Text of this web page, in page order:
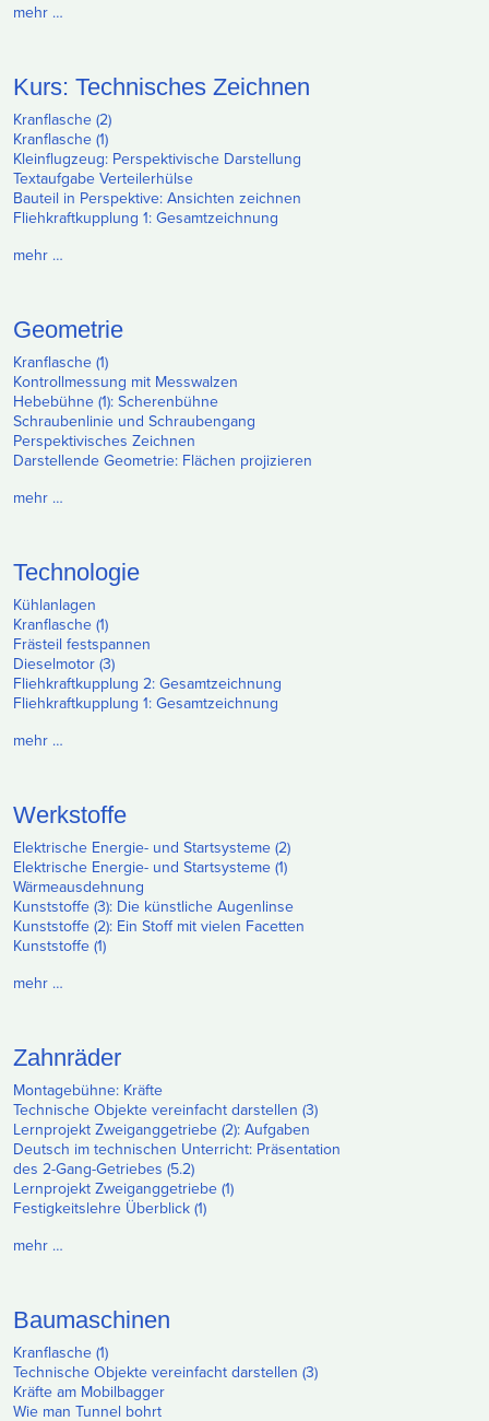
mehr …
Kurs: Technisches Zeichnen
Kranflasche (2)
Kranflasche (1)
Kleinflugzeug: Perspektivische Darstellung
Textaufgabe Verteilerhülse
Bauteil in Perspektive: Ansichten zeichnen
Fliehkraftkupplung 1: Gesamtzeichnung
mehr …
Geometrie
Kranflasche (1)
Kontrollmessung mit Messwalzen
Hebebühne (1): Scherenbühne
Schraubenlinie und Schraubengang
Perspektivisches Zeichnen
Darstellende Geometrie: Flächen projizieren
mehr …
Technologie
Kühlanlagen
Kranflasche (1)
Frästeil festspannen
Dieselmotor (3)
Fliehkraftkupplung 2: Gesamtzeichnung
Fliehkraftkupplung 1: Gesamtzeichnung
mehr …
Werkstoffe
Elektrische Energie- und Startsysteme (2)
Elektrische Energie- und Startsysteme (1)
Wärmeausdehnung
Kunststoffe (3): Die künstliche Augenlinse
Kunststoffe (2): Ein Stoff mit vielen Facetten
Kunststoffe (1)
mehr …
Zahnräder
Montagebühne: Kräfte
Technische Objekte vereinfacht darstellen (3)
Lernprojekt Zweiganggetriebe (2): Aufgaben
Deutsch im technischen Unterricht: Präsentation
des 2-Gang-Getriebes (5.2)
Lernprojekt Zweiganggetriebe (1)
Festigkeitslehre Überblick (1)
mehr …
Baumaschinen
Kranflasche (1)
Technische Objekte vereinfacht darstellen (3)
Kräfte am Mobilbagger
Wie man Tunnel bohrt